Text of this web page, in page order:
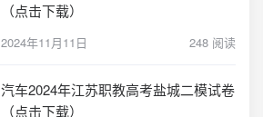
（点击下载）
2024年11月11日 248 阅读
汽车2024年江苏职教高考盐城二模试卷
（点击下载）